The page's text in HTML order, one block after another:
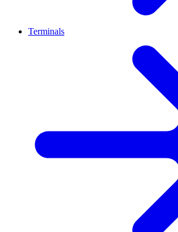
Terminals